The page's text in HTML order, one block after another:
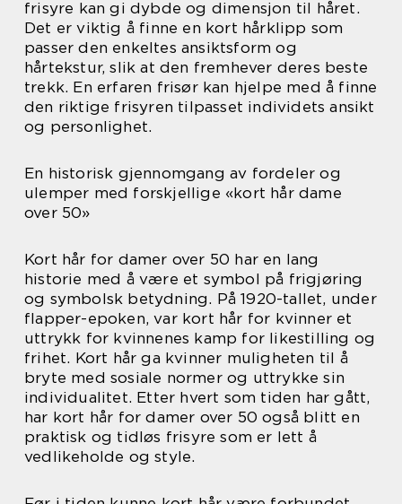
frisyre kan gi dybde og dimensjon til håret.
Det er viktig å finne en kort hårklipp som
passer den enkeltes ansiktsform og
hårtekstur, slik at den fremhever deres beste
trekk. En erfaren frisør kan hjelpe med å finne
den riktige frisyren tilpasset individets ansikt
og personlighet.
En historisk gjennomgang av fordeler og
ulemper med forskjellige «kort hår dame
over 50»
Kort hår for damer over 50 har en lang
historie med å være et symbol på frigjøring
og symbolsk betydning. På 1920-tallet, under
flapper-epoken, var kort hår for kvinner et
uttrykk for kvinnenes kamp for likestilling og
frihet. Kort hår ga kvinner muligheten til å
bryte med sosiale normer og uttrykke sin
individualitet. Etter hvert som tiden har gått,
har kort hår for damer over 50 også blitt en
praktisk og tidløs frisyre som er lett å
vedlikeholde og style.